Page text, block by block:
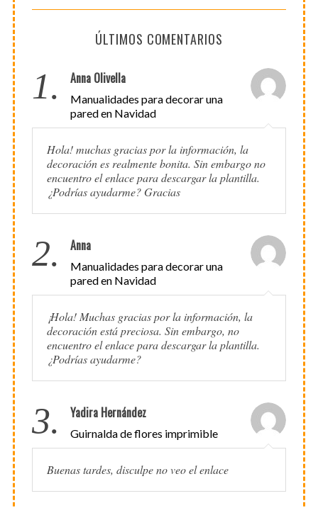
ÚLTIMOS COMENTARIOS
1. Anna Olivella
Manualidades para decorar una
pared en Navidad
Hola! muchas gracias por la información, la
decoración es realmente bonita. Sin embargo no
encuentro el enlace para descargar la plantilla.
¿Podrías ayudarme? Gracias
2. Anna
Manualidades para decorar una
pared en Navidad
¡Hola! Muchas gracias por la información, la
decoración está preciosa. Sin embargo, no
encuentro el enlace para descargar la plantilla.
¿Podrías ayudarme?
3. Yadira Hernández
Guirnalda de flores imprimible
Buenas tardes, disculpe no veo el enlace